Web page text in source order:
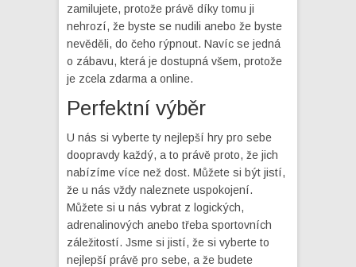
zamilujete, protože právě díky tomu ji
nehrozí, že byste se nudili anebo že byste
nevěděli, do čeho rýpnout. Navíc se jedná
o zábavu, která je dostupná všem, protože
je zcela zdarma a online.
Perfektní výběr
U nás si vyberte ty nejlepší hry pro sebe
doopravdy každý, a to právě proto, že jich
nabízíme více než dost. Můžete si být jistí,
že u nás vždy naleznete uspokojení.
Můžete si u nás vybrat z logických,
adrenalinových anebo třeba sportovních
záležitostí. Jsme si jistí, že si vyberte to
nejlepší právě pro sebe, a že budete